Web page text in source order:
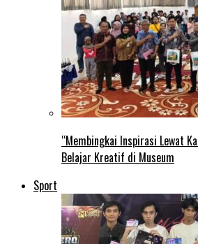
“Membingkai Inspirasi Lewat
Belajar Kreatif di Museum
Sport